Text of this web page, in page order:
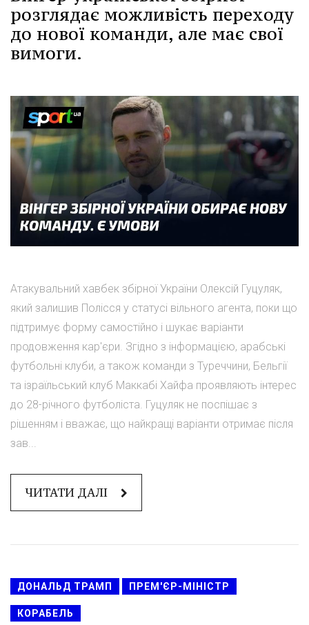
розглядає можливість переходу
до нової команди, але має свої
вимоги.
Атакувальний хавбек збірної України Олексій Гуцуляк,
який залишив Полісся у статусі вільного агента, поки що
підтримує форму самостійно і шукає варіанти
продовження кар'єри. Згідно з інформацією, арабські
футбольні клуби, а також команди з Туреччини, Бельгії
та ізраїльський клуб Маккабі Хайфа проявляють інтерес
до 28-річного футболіста. Гуцуляк не поспішає з
рішенням і вважає, що найкращі варіанти отримає після
зав...
ЧИТАТИ ДАЛІ
ДОНАЛЬД ТРАМП ПРЕМ'ЄР-МІНІСТР
КОРАБЕЛЬ